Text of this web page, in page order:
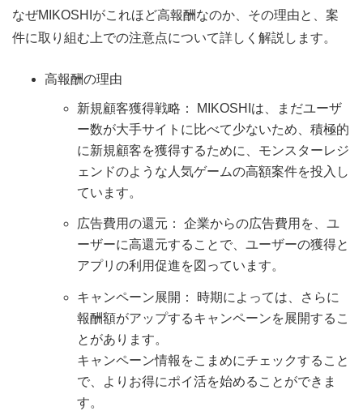
なぜMIKOSHIがこれほど高報酬なのか、その理由と、案
件に取り組む上での注意点について詳しく解説します。
高報酬の理由
新規顧客獲得戦略： MIKOSHIは、まだユーザ
ー数が大手サイトに比べて少ないため、積極的
に新規顧客を獲得するために、モンスターレジ
ェンドのような人気ゲームの高額案件を投入し
ています。
広告費用の還元： 企業からの広告費用を、ユ
ーザーに高還元することで、ユーザーの獲得と
アプリの利用促進を図っています。
キャンペーン展開： 時期によっては、さらに
報酬額がアップするキャンペーンを展開するこ
とがあります。
キャンペーン情報をこまめにチェックすること
で、よりお得にポイ活を始めることができま
す。